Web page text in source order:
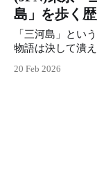
島」を歩く
「三河島」とい
物語は決して潰
20 Feb 2026